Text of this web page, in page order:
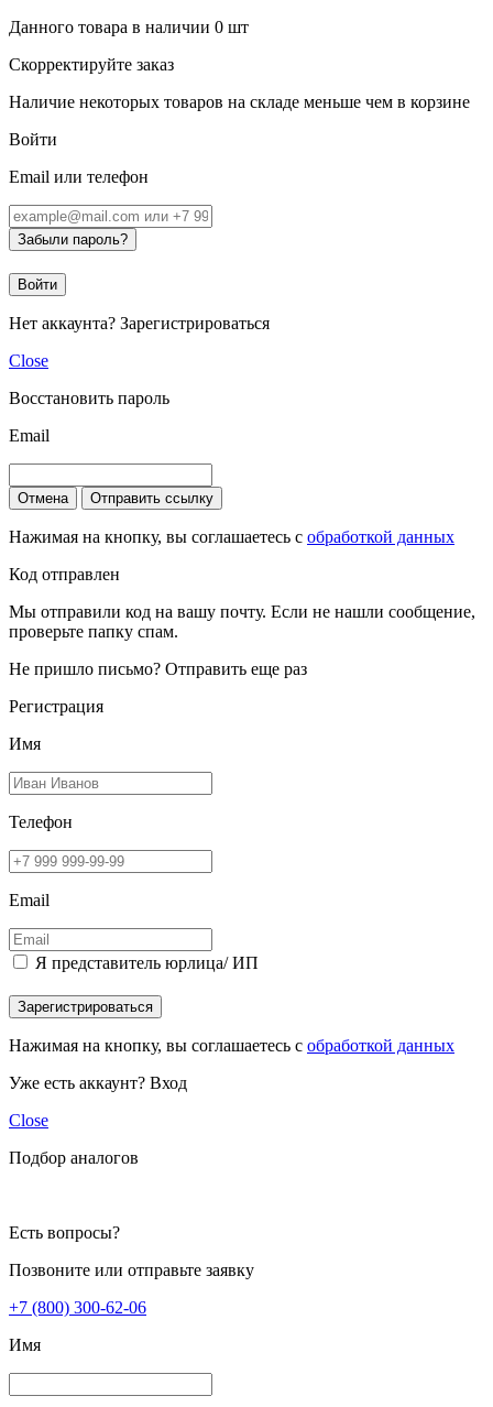
Данного товара в наличии 0 шт
Скорректируйте заказ
Наличие некоторых товаров на складе меньше чем в корзине
Войти
Email или телефон
Забыли пароль?
Войти
Нет аккаунта? Зарегистрироваться
Close
Восстановить пароль
Email
Отмена Отправить ссылку
Нажимая на кнопку, вы соглашаетесь с обработкой данных
Код отправлен
Мы отправили код на вашу почту. Если не нашли сообщение,
проверьте папку спам.
Не пришло письмо? Отправить еще раз
Регистрация
Имя
Телефон
Email
Я представитель юрлица/ ИП
Зарегистрироваться
Нажимая на кнопку, вы соглашаетесь с обработкой данных
Уже есть аккаунт? Вход
Close
Подбор аналогов
Есть вопросы?
Позвоните или отправьте заявку
+7 (800) 300-62-06
Имя